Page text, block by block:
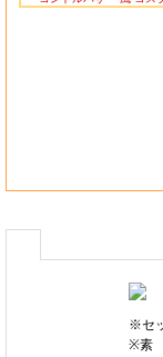
※セ
※素